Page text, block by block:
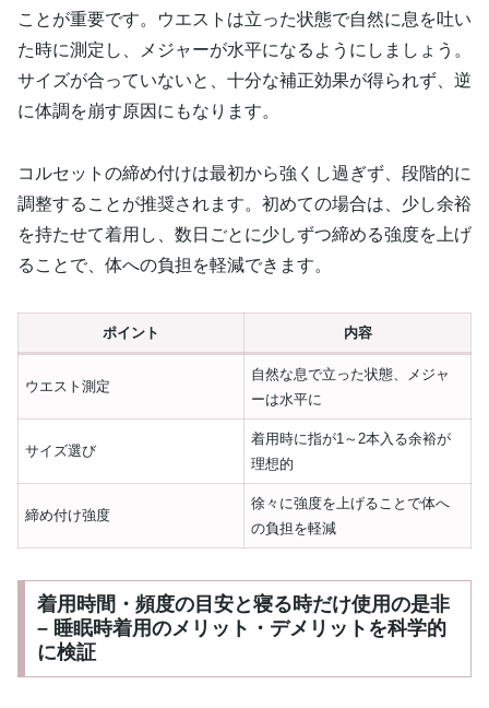
ことが重要です。ウエストは立った状態で自然に息を吐い
た時に測定し、メジャーが水平になるようにしましょう。
サイズが合っていないと、十分な補正効果が得られず、逆
に体調を崩す原因にもなります。
コルセットの締め付けは最初から強くし過ぎず、段階的に
調整することが推奨されます。初めての場合は、少し余裕
を持たせて着用し、数日ごとに少しずつ締める強度を上げ
ることで、体への負担を軽減できます。
ポイント 内容
ウエスト測定
自然な息で立った状態、メジャ
ーは水平に
サイズ選び
着用時に指が1～2本入る余裕が
理想的
締め付け強度
徐々に強度を上げることで体へ
の負担を軽減
着用時間・頻度の目安と寝る時だけ使用の是非
– 睡眠時着用のメリット・デメリットを科学的
に検証